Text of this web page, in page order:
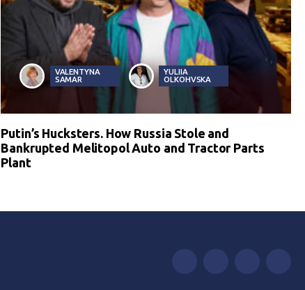
VALENTYNA
SAMAR
YULIIA
OLKOHVSKA
Putin’s Hucksters. How Russia Stole and
Bankrupted Melitopol Auto and Tractor Parts
Plant